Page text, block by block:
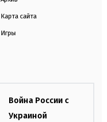
Карта сайта
Игры
Война России с
Украиной